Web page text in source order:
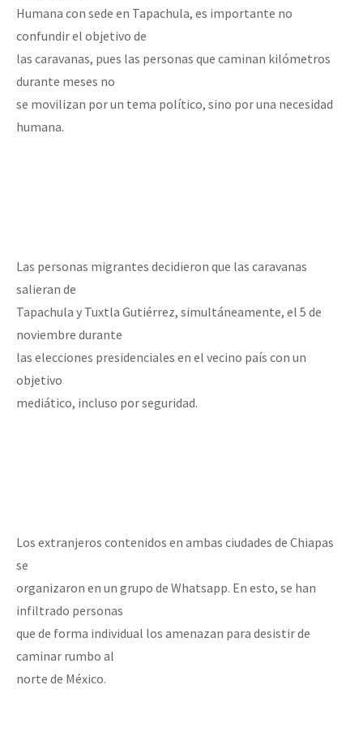
Humana con sede en Tapachula, es importante no
confundir el objetivo de
las caravanas, pues las personas que caminan kilómetros
durante meses no
se movilizan por un tema político, sino por una necesidad
humana.
Las personas migrantes decidieron que las caravanas
salieran de
Tapachula y Tuxtla Gutiérrez, simultáneamente, el 5 de
noviembre durante
las elecciones presidenciales en el vecino país con un
objetivo
mediático, incluso por seguridad.
Los extranjeros contenidos en ambas ciudades de Chiapas
se
organizaron en un grupo de Whatsapp. En esto, se han
infiltrado personas
que de forma individual los amenazan para desistir de
caminar rumbo al
norte de México.